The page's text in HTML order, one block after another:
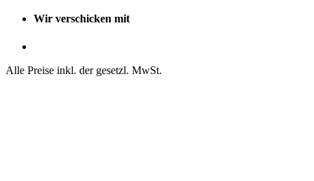
Wir verschicken mit
Alle Preise inkl. der gesetzl. MwSt.